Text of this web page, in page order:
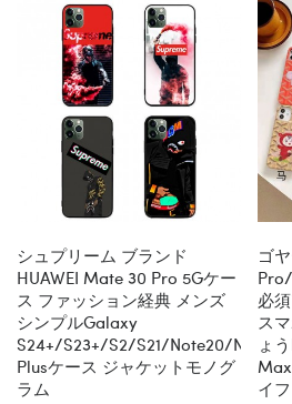
シュプリーム ブランド
HUAWEI Mate 30 Pro 5Gケー
ス ファッション経典 メンズ
シンプルGalaxy
S24+/s23+/s2/s21/Note20/
Plusケース ジャケットモノグ
ラム
ゴ
必
ス
ょ
イ